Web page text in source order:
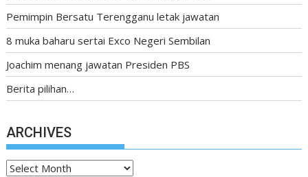
Pemimpin Bersatu Terengganu letak jawatan
8 muka baharu sertai Exco Negeri Sembilan
Joachim menang jawatan Presiden PBS
Berita pilihan…
ARCHIVES
Archives